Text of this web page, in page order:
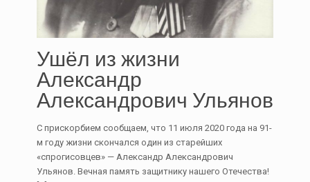
Ушёл из жизни
Александр
Александрович Ульянов
С прискорбием сообщаем, что 11 июля 2020 года на 91-
м году жизни скончался один из старейших
«спрогисовцев» — Александр Александрович
Ульянов. Вечная память защитнику нашего Отечества!